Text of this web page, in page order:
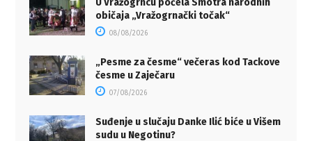
U Vražogrncu počela Smotra narodnih
običaja „Vražogrnački točak“
08/08/2026
„Pesme za česme“ večeras kod Tackove
česme u Zaječaru
07/08/2026
Suđenje u slučaju Danke Ilić biće u Višem
sudu u Negotinu?